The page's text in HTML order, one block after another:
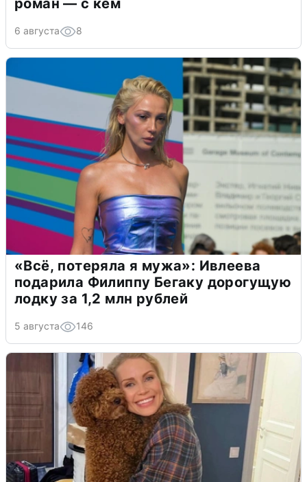
6 августа 8
«Всё, потеряла я мужа»: Ивлеева
подарила Филиппу Бегаку дорогущую
лодку за 1,2 млн рублей
5 августа 146